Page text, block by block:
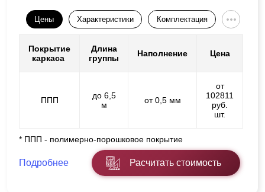
Цены Характеристики Комплектация
Покрытие
каркаса
Длина
группы
Наполнение Цена
ППП
до 6,5
м
от 0,5 мм
от
102811
руб.
шт.
* ППП - полимерно-порошковое покрытие
Подробнее Расчитать стоимость